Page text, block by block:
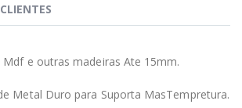
Mdf e outras madeiras Ate 15mm.
Metal Duro para Suporta MasTempretura.